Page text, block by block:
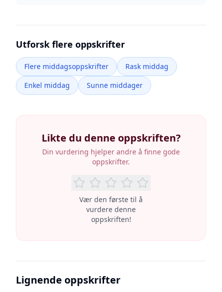
Utforsk flere oppskrifter
Flere middagsoppskrifter
Rask middag
Enkel middag
Sunne middager
Likte du denne oppskriften?
Din vurdering hjelper andre å finne gode
oppskrifter.
Vær den første til å
vurdere denne
oppskriften!
Lignende oppskrifter